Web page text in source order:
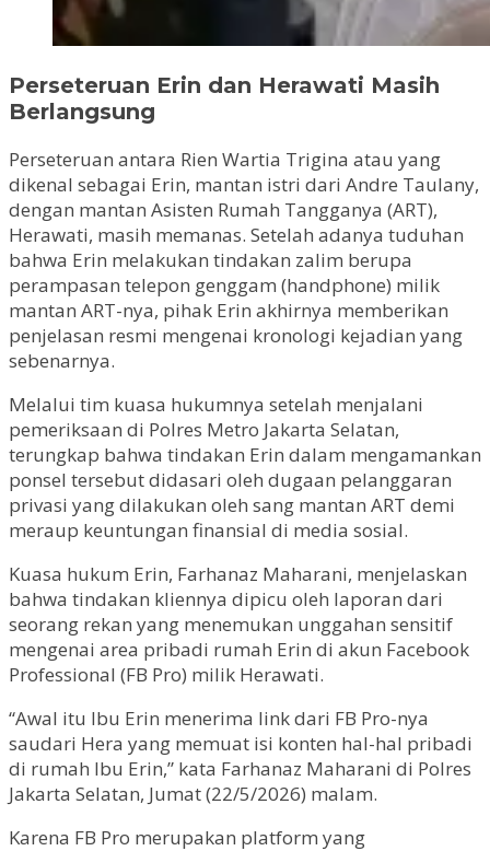
Perseteruan Erin dan Herawati Masih
Berlangsung
Perseteruan antara Rien Wartia Trigina atau yang
dikenal sebagai Erin, mantan istri dari Andre Taulany,
dengan mantan Asisten Rumah Tangganya (ART),
Herawati, masih memanas. Setelah adanya tuduhan
bahwa Erin melakukan tindakan zalim berupa
perampasan telepon genggam (handphone) milik
mantan ART-nya, pihak Erin akhirnya memberikan
penjelasan resmi mengenai kronologi kejadian yang
sebenarnya.
Melalui tim kuasa hukumnya setelah menjalani
pemeriksaan di Polres Metro Jakarta Selatan,
terungkap bahwa tindakan Erin dalam mengamankan
ponsel tersebut didasari oleh dugaan pelanggaran
privasi yang dilakukan oleh sang mantan ART demi
meraup keuntungan finansial di media sosial.
Kuasa hukum Erin, Farhanaz Maharani, menjelaskan
bahwa tindakan kliennya dipicu oleh laporan dari
seorang rekan yang menemukan unggahan sensitif
mengenai area pribadi rumah Erin di akun Facebook
Professional (FB Pro) milik Herawati.
“Awal itu Ibu Erin menerima link dari FB Pro-nya
saudari Hera yang memuat isi konten hal-hal pribadi
di rumah Ibu Erin,” kata Farhanaz Maharani di Polres
Jakarta Selatan, Jumat (22/5/2026) malam.
Karena FB Pro merupakan platform yang